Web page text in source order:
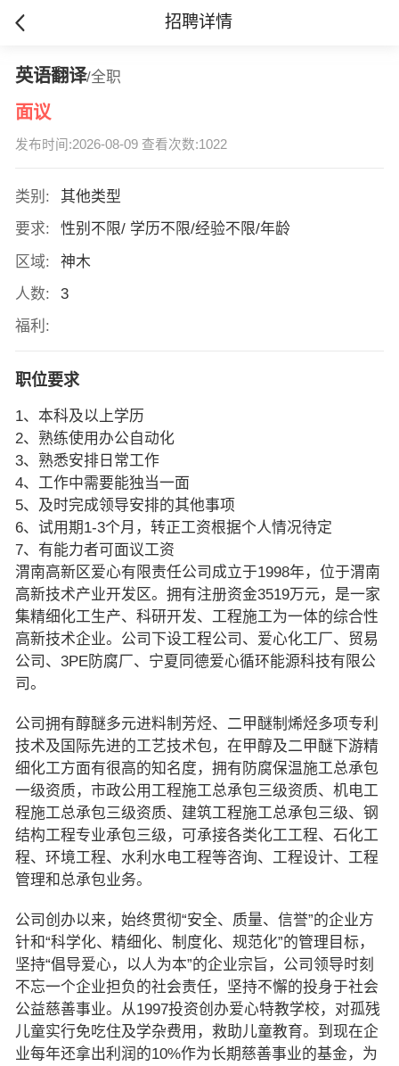
招聘详情
英语翻译/全职
面议
发布时间:2026-08-09 查看次数:1022
类别:
其他类型
要求:
性别不限/ 学历不限/经验不限/年龄
区域:
神木
人数:
3
福利:
职位要求
1、本科及以上学历
2、熟练使用办公自动化
3、熟悉安排日常工作
4、工作中需要能独当一面
5、及时完成领导安排的其他事项
6、试用期1-3个月，转正工资根据个人情况待定
7、有能力者可面议工资
渭南高新区爱心有限责任公司成立于1998年，位于渭南
高新技术产业开发区。拥有注册资金3519万元，是一家
集精细化工生产、科研开发、工程施工为一体的综合性
高新技术企业。公司下设工程公司、爱心化工厂、贸易
公司、3PE防腐厂、宁夏同德爱心循环能源科技有限公
司。
公司拥有醇醚多元进料制芳烃、二甲醚制烯烃多项专利
技术及国际先进的工艺技术包，在甲醇及二甲醚下游精
细化工方面有很高的知名度，拥有防腐保温施工总承包
一级资质，市政公用工程施工总承包三级资质、机电工
程施工总承包三级资质、建筑工程施工总承包三级、钢
结构工程专业承包三级，可承接各类化工工程、石化工
程、环境工程、水利水电工程等咨询、工程设计、工程
管理和总承包业务。
公司创办以来，始终贯彻“安全、质量、信誉”的企业方
针和“科学化、精细化、制度化、规范化”的管理目标，
坚持“倡导爱心，以人为本”的企业宗旨，公司领导时刻
不忘一个企业担负的社会责任，坚持不懈的投身于社会
公益慈善事业。从1997投资创办爱心特教学校，对孤残
儿童实行免吃住及学杂费用，救助儿童教育。到现在企
业每年还拿出利润的10%作为长期慈善事业的基金，为